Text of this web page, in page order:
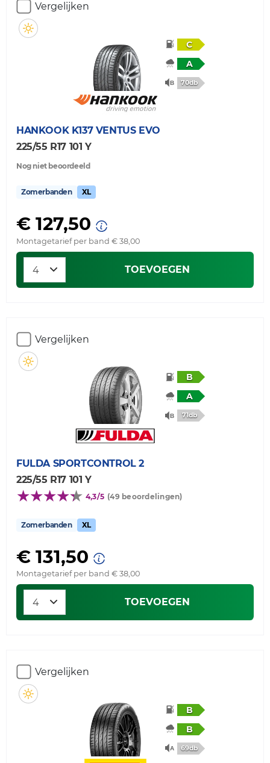
Vergelijken
C
A
70db
HANKOOK K137 VENTUS EVO
225/55 R17 101 Y
Nog niet beoordeeld
Zomerbanden XL
€ 127,50
Montagetarief per band € 38,00
TOEVOEGEN
Vergelijken
B
A
71db
FULDA SPORTCONTROL 2
225/55 R17 101 Y
4,3/5 (49 beoordelingen)
Zomerbanden XL
€ 131,50
Montagetarief per band € 38,00
TOEVOEGEN
Vergelijken
B
B
69db